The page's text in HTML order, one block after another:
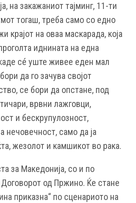
на закажаниот тајминг, 11-ти
тогаш, треба само со едно
крајот на оваа маскарада, која
иднината на една
сé уште живее еден мал
да го зачува својот
се бори да опстане, под
врвни лажговци,
и бескрупулозност,
нечовечност, само да ја
жезолот и камшикот во рака.
за Македонија, со и по
од Пржино. Ќе стане
приказна“ по сценариото на